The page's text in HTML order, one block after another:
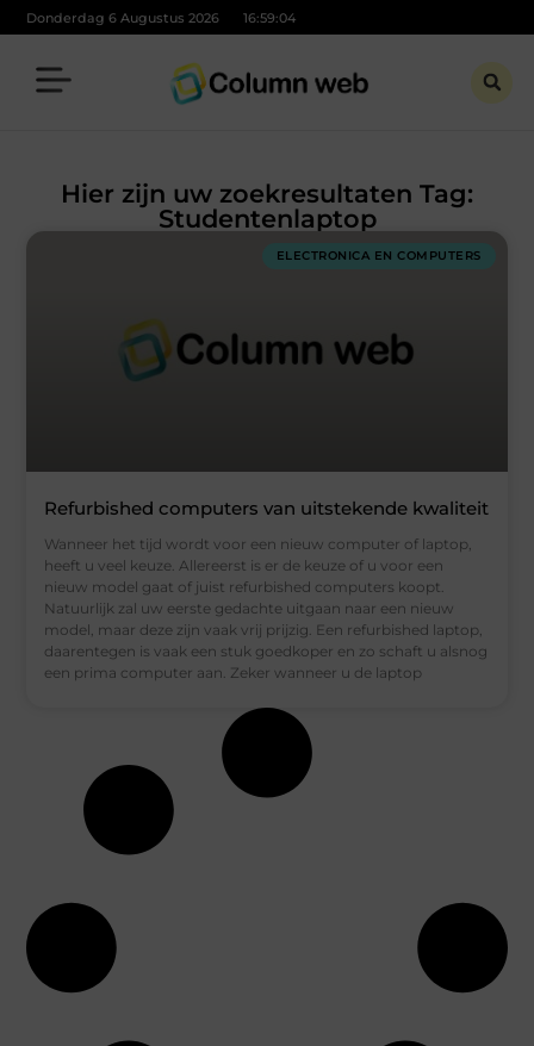
Donderdag 6 Augustus 2026 16:59:04
Hier zijn uw zoekresultaten Tag:
Studentenlaptop
ELECTRONICA EN COMPUTERS
Refurbished computers van uitstekende kwaliteit
Wanneer het tijd wordt voor een nieuw computer of laptop,
heeft u veel keuze. Allereerst is er de keuze of u voor een
nieuw model gaat of juist refurbished computers koopt.
Natuurlijk zal uw eerste gedachte uitgaan naar een nieuw
model, maar deze zijn vaak vrij prijzig. Een refurbished laptop,
daarentegen is vaak een stuk goedkoper en zo schaft u alsnog
een prima computer aan. Zeker wanneer u de laptop